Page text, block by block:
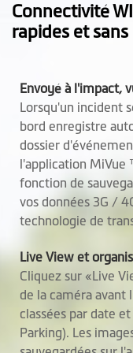
Micro
Haut-parleur
Caméra arrière
Étanche à l'eau
SuperCap intégré
Logiciel
Sauvegarde vidéo
Connectivité
rapides et sans
Envoyé à l'impact,
Lorsqu'un incident
bord enregistre
dossier
l'application MiVue
fonction de
vos données 3G /
technologie de
Live View et
Cliquez sur «Live
de la caméra avant
classées par date
Parking). Les